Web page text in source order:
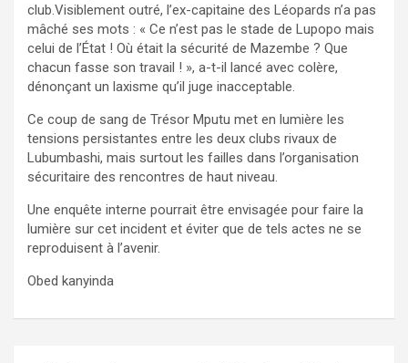
club.Visiblement outré, l’ex-capitaine des Léopards n’a pas
mâché ses mots : « Ce n’est pas le stade de Lupopo mais
celui de l’État ! Où était la sécurité de Mazembe ? Que
chacun fasse son travail ! », a-t-il lancé avec colère,
dénonçant un laxisme qu’il juge inacceptable.
Ce coup de sang de Trésor Mputu met en lumière les
tensions persistantes entre les deux clubs rivaux de
Lubumbashi, mais surtout les failles dans l’organisation
sécuritaire des rencontres de haut niveau.
Une enquête interne pourrait être envisagée pour faire la
lumière sur cet incident et éviter que de tels actes ne se
reproduisent à l’avenir.
Obed kanyinda